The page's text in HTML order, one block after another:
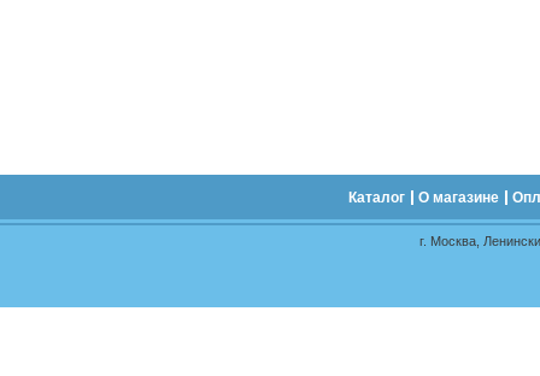
Каталог О магазине
г. Москва,